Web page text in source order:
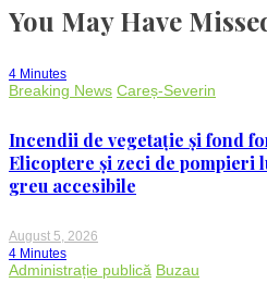
You May Have
4 Minutes
Breaking News Careș-Severin
Incendii de vegetație și fond
Elicoptere și zeci de pompieri
greu accesibile
August 5, 2026
4 Minutes
Administrație publică Buzau